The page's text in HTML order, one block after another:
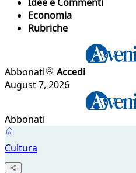
Economia
Rubriche
Abbonati
Accedi
August 7, 2026
Abbonati
Cultura